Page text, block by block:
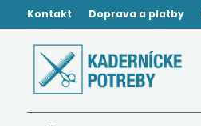
Kontakt Doprava a platby